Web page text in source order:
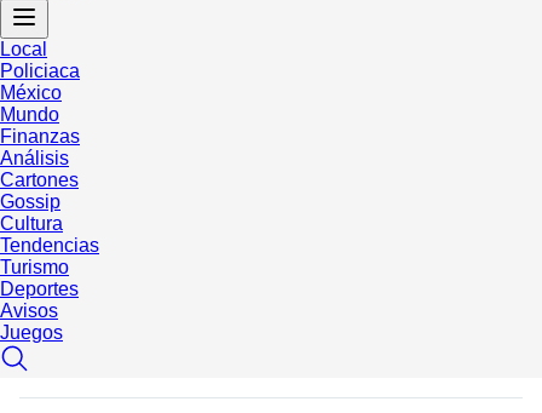
Local
Policiaca
México
Mundo
Finanzas
Análisis
Cartones
Gossip
Cultura
Tendencias
Turismo
Deportes
Avisos
Juegos